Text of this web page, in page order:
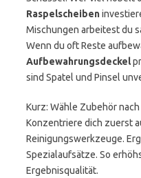
Raspelscheiben
Mischungen arbeitest du
Wenn du oft Reste
Aufbewahrungsdeckel
sind Spatel und Pinsel
Kurz: Wähle Zubehör
Konzentriere dich zuerst
Reinigungswerkzeuge.
Spezialaufsätze. So
Ergebnisqualität.